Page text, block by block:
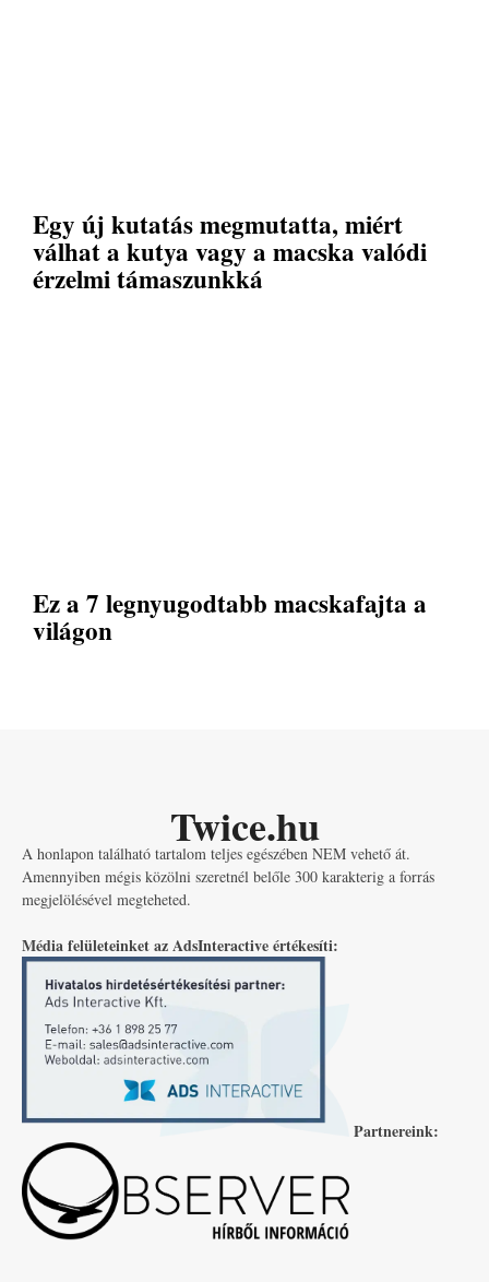
Egy új kutatás megmutatta, miért
válhat a kutya vagy a macska valódi
érzelmi támaszunkká
Ez a 7 legnyugodtabb macskafajta a
világon
Twice.hu
A honlapon található tartalom teljes egészében NEM vehető át.
Amennyiben mégis közölni szeretnél belőle 300 karakterig a forrás
megjelölésével megteheted.
Média felületeinket az AdsInteractive értékesíti:
Partnereink: